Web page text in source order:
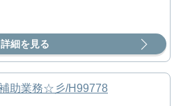
詳細を見る
助業務☆彡/H99778